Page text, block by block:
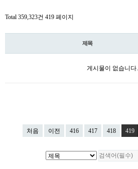
Total 359,323건 419 페이지
제목
게시물이 없습니다.
처음 이전 416 417 418 419